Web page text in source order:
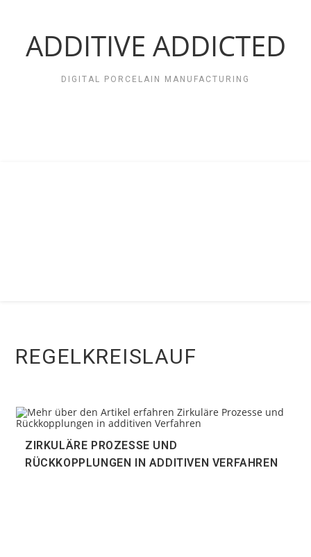
ADDITIVE ADDICTED
DIGITAL PORCELAIN MANUFACTURING
REGELKREISLAUF
ZIRKULÄRE PROZESSE UND
RÜCKKOPPLUNGEN IN ADDITIVEN VERFAHREN